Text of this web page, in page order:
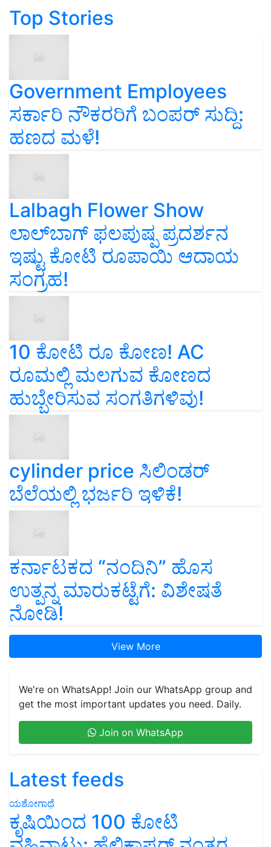
Top Stories
Government Employees
ಸರ್ಕಾರಿ ನೌಕರರಿಗೆ ಬಂಪರ್‌ ಸುದ್ದಿ:
ಹಣದ ಮಳೆ!
Lalbagh Flower Show
ಲಾಲ್‌ಬಾಗ್ ಫಲಪುಷ್ಪ ಪ್ರದರ್ಶನ
ಇಷ್ಟು ಕೋಟಿ ರೂಪಾಯಿ ಆದಾಯ
ಸಂಗ್ರಹ!
10 ಕೋಟಿ ರೂ ಕೋಣ! AC
ರೂಮಲ್ಲಿ ಮಲಗುವ ಕೋಣದ
ಹುಬ್ಬೇರಿಸುವ ಸಂಗತಿಗಳಿವು!
cylinder price ಸಿಲಿಂಡರ್‌
ಬೆಲೆಯಲ್ಲಿ ಭರ್ಜರಿ ಇಳಿಕೆ!
ಕರ್ನಾಟಕದ “ನಂದಿನಿ” ಹೊಸ
ಉತ್ಪನ್ನ ಮಾರುಕಟ್ಟೆಗೆ: ವಿಶೇಷತೆ
ನೋಡಿ!
View More
We're on WhatsApp! Join our WhatsApp group and
get the most important updates you need. Daily.
Join on WhatsApp
Latest feeds
ಯಶೋಗಾಥೆ
ಕೃಷಿಯಿಂದ 100 ಕೋಟಿ